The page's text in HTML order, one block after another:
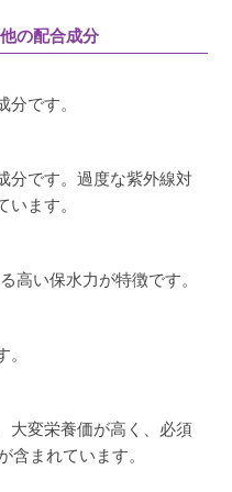
の配合成分
です。
分です。過度な紫外線対
ます。
高い保水力が特徴です。
大変栄養価が高く、必須
含まれています。